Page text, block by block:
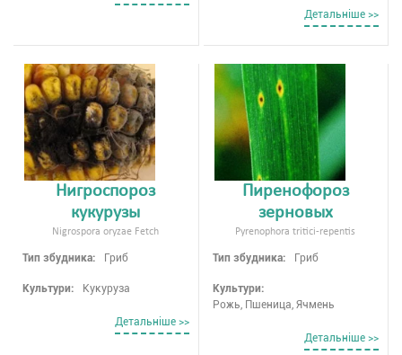
Детальнiше >>
Нигроспороз
кукурузы
Nigrospora oryzae Fetch
Тип збудника: Гриб
Культури: Кукуруза
Детальнiше >>
Пиренофороз
зерновых
Pyrenophora tritici-repentis
Тип збудника: Гриб
Культури:
Рожь, Пшеница, Ячмень
Детальнiше >>